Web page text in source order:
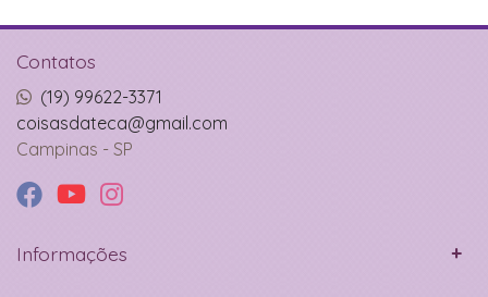
Contatos
(19) 99622-3371
coisasdateca@gmail.com
Campinas - SP
Informações